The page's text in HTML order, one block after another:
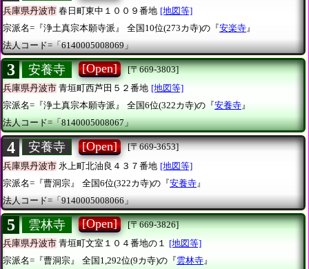
兵庫県丹波市 春日町東中１００９番地 [地図等]
宗派名=『浄土真宗本願寺派』
全国10位(273カ寺)の『安楽寺』
法人コード=「6140005008069」
3 安養寺 [Open]
[〒669-3803]
兵庫県丹波市 青垣町西芦田５２番地 [地図等]
宗派名=『浄土真宗本願寺派』
全国6位(322カ寺)の『安養寺』
法人コード=「8140005008067」
4 安養寺 [Open]
[〒669-3653]
兵庫県丹波市 氷上町北油良４３７番地 [地図等]
宗派名=『曹洞宗』
全国6位(322カ寺)の『安養寺 』
法人コード=「9140005008066」
5 雲林寺 [Open]
[〒669-3826]
兵庫県丹波市 青垣町文室１０４番地の１ [地図等]
宗派名=『曹洞宗』
全国1,292位(9カ寺)の『雲林寺』